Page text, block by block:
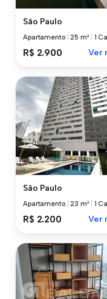
São Paulo
Apartamento |25 m² 1
R$ 2.900 Ver
São Paulo
Apartamento |23 m² 1
R$ 2.200 Ver